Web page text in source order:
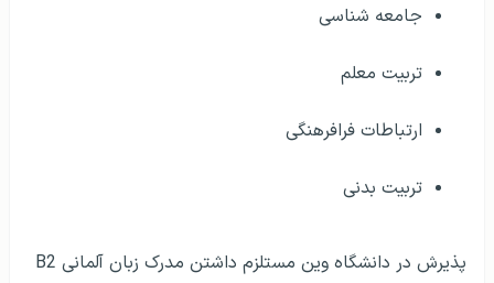
در ابتدای شروع دوره است. با توجه به اینکه اکثر برنامه‌های
تحصیلی مخصوصاً در دوره کارشناسی به زبان آلمانی تدریی
می‌شوند، تسلط کامل به زبان آلمانی برای ادامه تحصیل در
سطح زبان آلمانی خود را به C1 برساند.